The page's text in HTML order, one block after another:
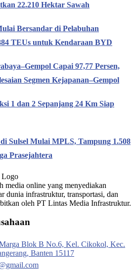
22.210 Hektar Sawah
Bersandar di Pelabuhan
TEUs untuk Kendaraan BYD
Capai 97,77 Persen,
Segmen Kejapanan–Gempol
1 dan 2 Sepanjang 24 Km Siap
Sulsel Mulai MPLS, Tampung 1.508
Prasejahtera
media online yang menyediakan
dunia infrastruktur, transportasi, dan
oleh PT Lintas Media Infrastruktur.
Blok B No.6, Kel. Cikokol, Kec.
Banten 15117